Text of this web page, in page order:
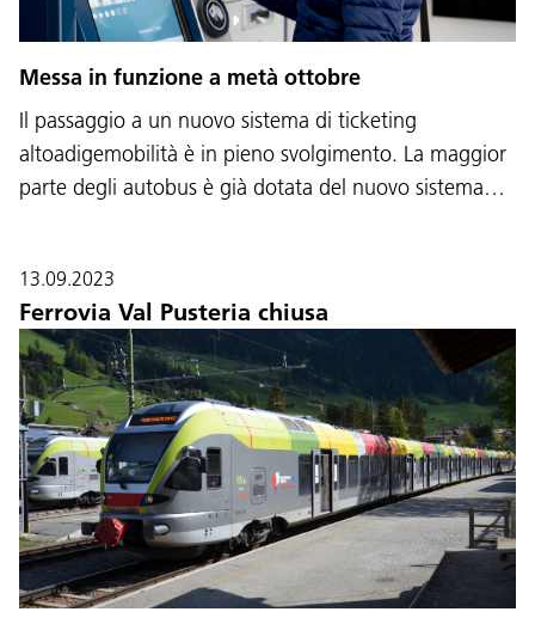
Messa in funzione a metà ottobre
Il passaggio a un nuovo sistema di ticketing
altoadigemobilità è in pieno svolgimento. La maggior
parte degli autobus è già dotata del nuovo sistema…
13.09.2023
Ferrovia Val Pusteria chiusa